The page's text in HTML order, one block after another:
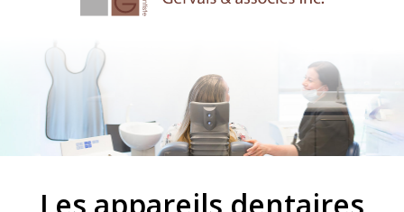
Les appareils dentaires